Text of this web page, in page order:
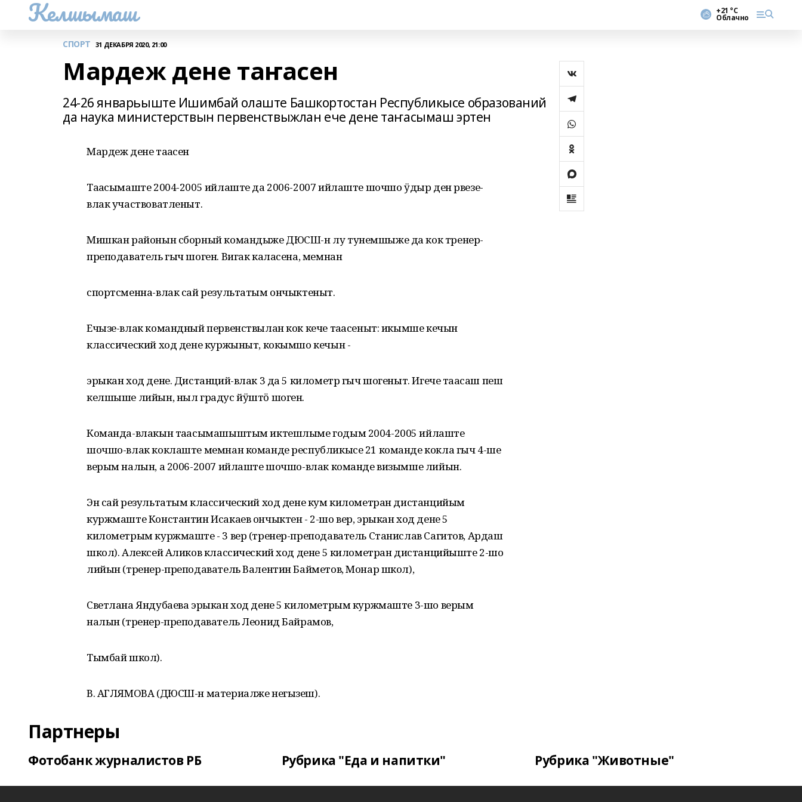
Келшымаш +21 °С
Облачно
СПОРТ 31 ДЕКАБРЯ 2020, 21:00
Мардеж дене таҥасен
24-26 январьыште Ишимбай олаште Башкортостан Республикысе образований
да наука министерствын первенствыжлан ече дене таҥасымаш эртен
Мардеж дене таҥасен
Таҥасымаште 2004-2005 ийлаште да 2006-2007 ийлаште шочшо ӱдыр ден рвезе-
влак участвоватленыт.
Мишкан районын сборный командыже ДЮСШ-н лу тунемшыже да кок тренер-
преподаватель гыч шоген. Вигак каласена, мемнан
спортсменна-влак сай результатым ончыктеныт.
Ечызе-влак командный первенствылан кок кече таҥасеныт: икымше кечын
классический ход дене куржыныт, кокымшо кечын -
эрыкан ход дене. Дистанций-влак 3 да 5 километр гыч шогеныт. Игече таҥасаш пеш
келшыше лийын, ныл градус йӱштӧ шоген.
Команда-влакын таҥасымашыштым иктешлыме годым 2004-2005 ийлаште
шочшо-влак коклаште мемнан команде республикысе 21 команде кокла гыч 4-ше
верым налын, а 2006-2007 ийлаште шочшо-влак команде визымше лийын.
Эн сай результатым классический ход дене кум километран дистанцийым
куржмаште Константин Исакаев ончыктен - 2-шо вер, эрыкан ход дене 5
километрым куржмаште - 3 вер (тренер-преподаватель Станислав Сагитов, Ардаш
школ). Алексей Аликов классический ход дене 5 километран дистанцийыште 2-шо
лийын (тренер-преподаватель Валентин Байметов, Монар школ),
Светлана Яндубаева эрыкан ход дене 5 километрым куржмаште 3-шо верым
налын (тренер-преподаватель Леонид Байрамов,
Тымбай школ).
В. АГЛЯМОВА (ДЮСШ-н материалже негызеш).
Партнеры
Фотобанк журналистов РБ Рубрика "Еда и напитки" Рубрика "Животные"